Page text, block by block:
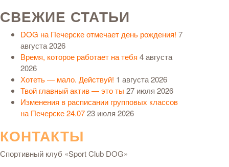
СВЕЖИЕ СТАТЬИ
DOG на Печерске отмечает день рождения! 7
августа 2026
Время, которое работает на тебя 4 августа
2026
Хотеть — мало. Действуй! 1 августа 2026
Твой главный актив — это ты 27 июля 2026
Изменения в расписании групповых классов
на Печерске 24.0723 июля 2026
КОНТАКТЫ
Спортивный клуб «Sport Club DOG»